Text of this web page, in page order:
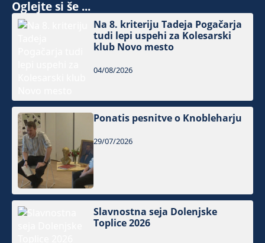
Oglejte si še ...
Na 8. kriteriju Tadeja Pogačarja
tudi lepi uspehi za Kolesarski
klub Novo mesto
04/08/2026
Ponatis pesnitve o Knobleharju
29/07/2026
Slavnostna seja Dolenjske
Toplice 2026